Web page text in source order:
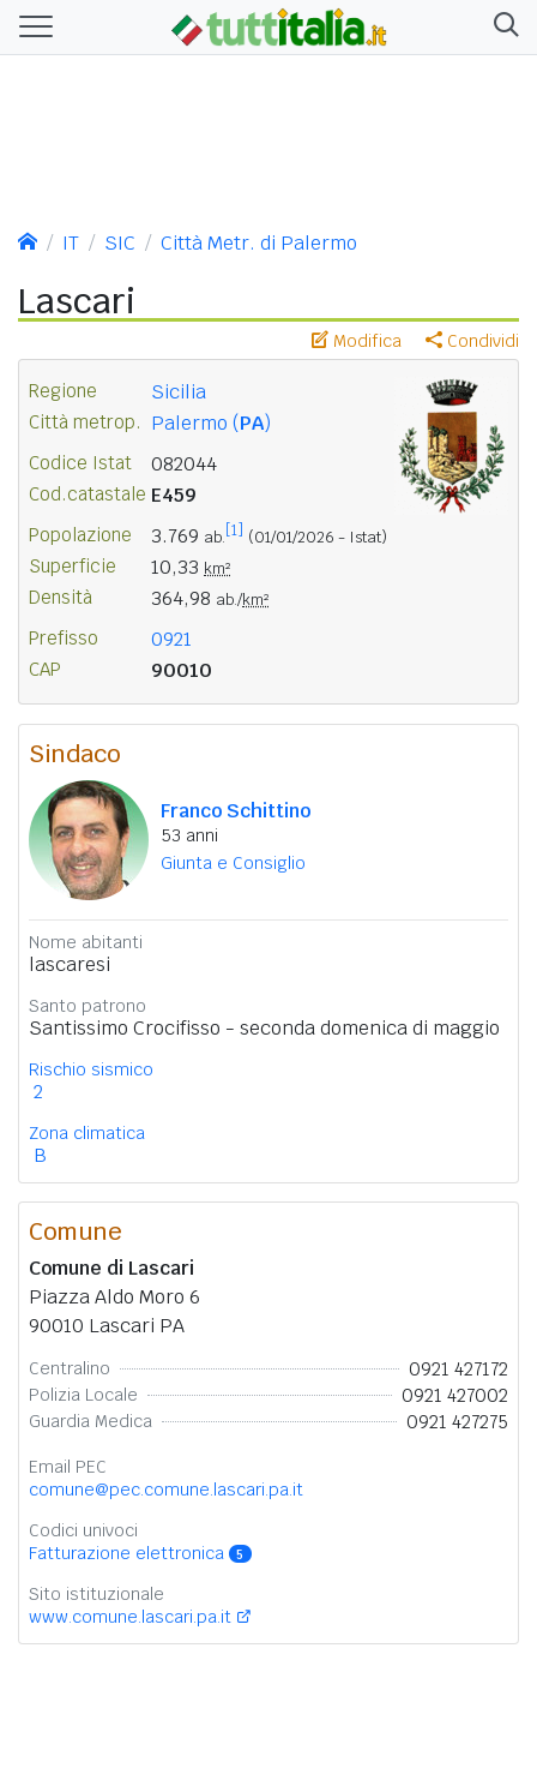
IT SIC Città Metr. di Palermo
Lascari
Modifica Condividi
Regione Sicilia
Città metrop. Palermo (PA)
Codice Istat 082044
Cod.catastale E459
Popolazione 3.769 ab. [1] (01/01/2026 - Istat)
Superficie 10,33 km²
Densità 364,98 ab./km²
Prefisso 0921
CAP 90010
Sindaco
Franco Schittino
53 anni
Giunta e Consiglio
Nome abitanti
lascaresi
Santo patrono
Santissimo Crocifisso - seconda domenica di maggio
Rischio sismico
2
Zona climatica
B
Comune
Comune di Lascari
Piazza Aldo Moro 6
90010 Lascari PA
Centralino 0921 427172
Polizia Locale 0921 427002
Guardia Medica 0921 427275
Email PEC
comune@pec.comune.lascari.pa.it
Codici univoci
Fatturazione elettronica
5
Sito istituzionale
www.comune.lascari.pa.it